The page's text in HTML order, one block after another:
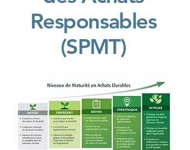
Responsables
(SPMT)